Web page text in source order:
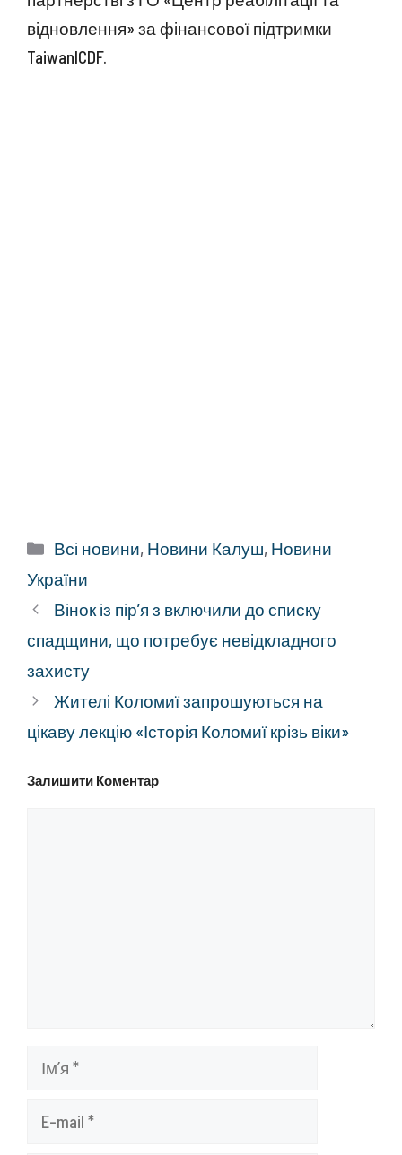
відновлення» за фінансової підтримки
TaiwanICDF.
Категорії
Всі новини, Новини Калуш, Новини
України
Вінок із пір’я з включили до списку
спадщини, що потребує невідкладного
захисту
Жителі Коломиї запрошуються на
цікаву лекцію «Історія Коломиї крізь віки»
Залишити Коментар
Ім’я